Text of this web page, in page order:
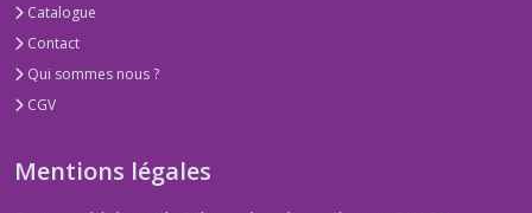
Catalogue
Contact
Qui sommes nous ?
CGV
Mentions légales